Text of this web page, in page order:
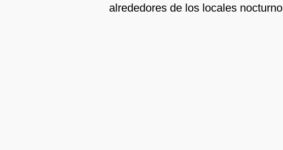
alrededores de los locales